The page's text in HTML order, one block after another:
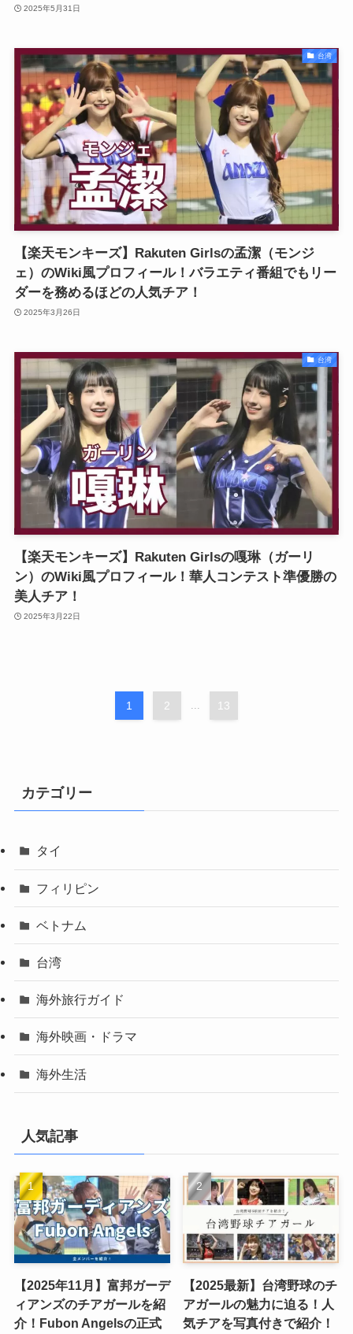
2025年5月31日
台湾
【楽天モンキーズ】Rakuten Girlsの孟潔（モンジ
ェ）のWiki風プロフィール！バラエティ番組でもリー
ダーを務めるほどの人気チア！
2025年3月26日
台湾
【楽天モンキーズ】Rakuten Girlsの嘎琳（ガーリ
ン）のWiki風プロフィール！華人コンテスト準優勝の
美人チア！
2025年3月22日
1 2 ... 13
カテゴリー
タイ
フィリピン
ベトナム
台湾
海外旅行ガイド
海外映画・ドラマ
海外生活
人気記事
【2025年11月】富邦ガーデ
ィアンズのチアガールを紹
介！Fubon Angelsの正式
【2025最新】台湾野球のチ
アガールの魅力に迫る！人
気チアを写真付きで紹介！